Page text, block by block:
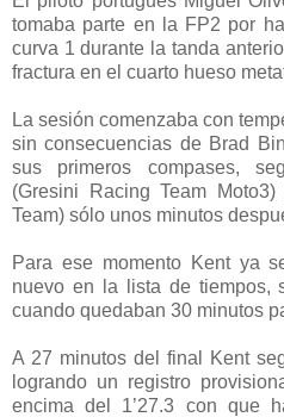
tomaba parte en la FP2 por
curva 1 durante la tanda
fractura en el cuarto hueso
La sesión comenzaba con
sin consecuencias de Brad
sus primeros compases,
(Gresini Racing Team
Team) sólo unos minutos
Para ese momento Kent ya
nuevo en la lista de tiempos,
cuando quedaban 30 minutos
A 27 minutos del final Kent
logrando un registro
encima del 1’27.3 con que